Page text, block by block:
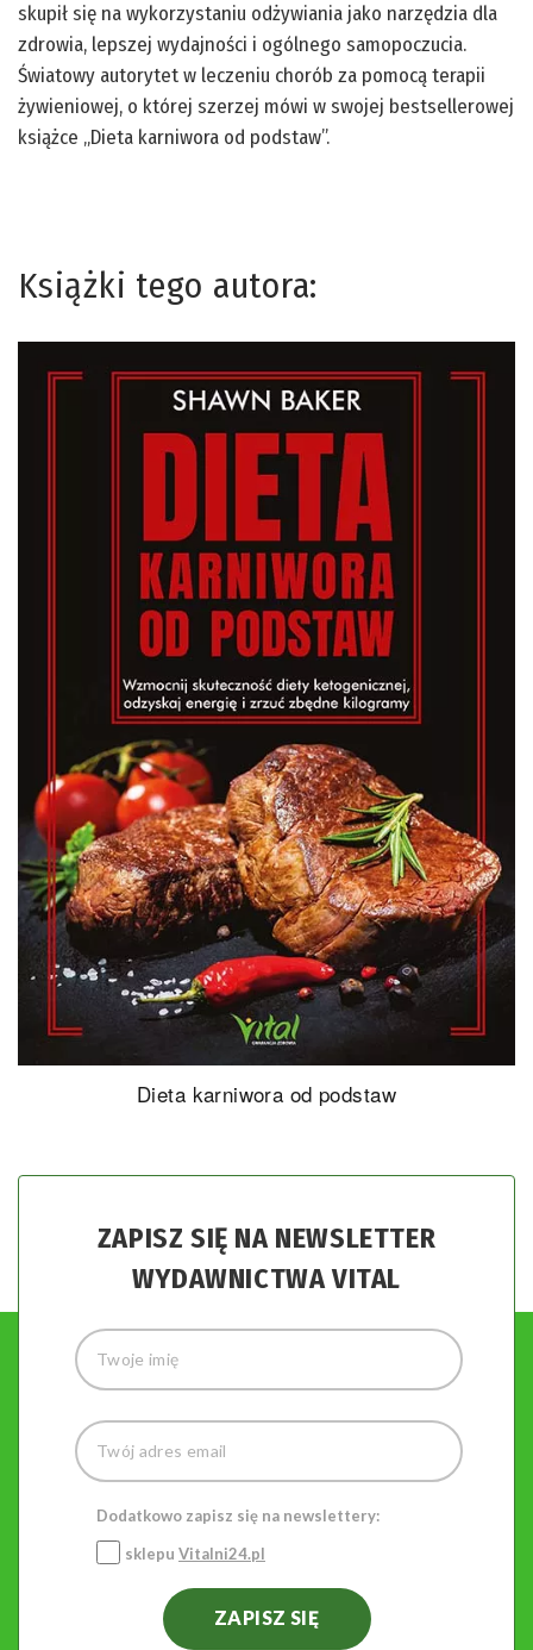
skupił się na wykorzystaniu odżywiania jako narzędzia dla
zdrowia, lepszej wydajności i ogólnego samopoczucia.
Światowy autorytet w leczeniu chorób za pomocą terapii
żywieniowej, o której szerzej mówi w swojej bestsellerowej
książce „Dieta karniwora od podstaw”.
Książki tego autora:
Dieta karniwora od podstaw
ZAPISZ SIĘ NA NEWSLETTER
WYDAWNICTWA VITAL
Dodatkowo zapisz się na newslettery:
sklepu Vitalni24.pl
ZAPISZ SIĘ